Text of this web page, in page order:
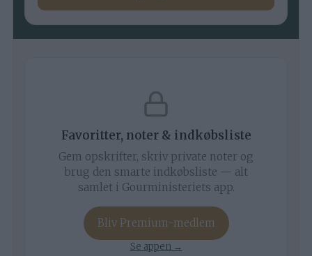
Favoritter, noter & indkøbsliste
Gem opskrifter, skriv private noter og
brug den smarte indkøbsliste — alt
samlet i Gourministeriets app.
Bliv Premium-medlem
Se appen →